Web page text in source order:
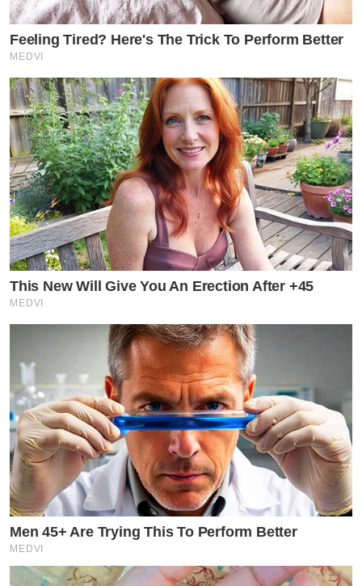
Feeling Tired? Here's The Trick To Perform Better
MEDVI
This New Will Give You An Erection After +45
MEDVI
Men 45+ Are Trying This To Perform Better
MEDVI